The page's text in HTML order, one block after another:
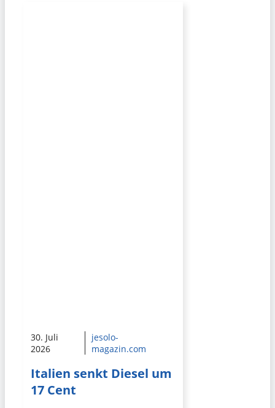
30. Juli
2026
jesolo-
magazin.com
Italien senkt Diesel um
17 Cent